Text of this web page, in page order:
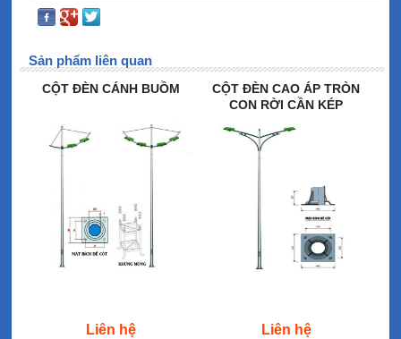
Sản phẩm liên quan
CỘT ĐÈN CÁNH BUỒM
Liên hệ
CỘT ĐÈN CAO ÁP TRÒN
CON RỜI CẦN KÉP
Liên hệ